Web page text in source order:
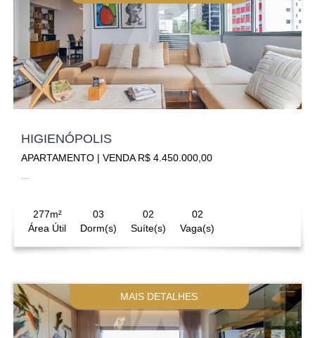
HIGIENÓPOLIS
APARTAMENTO | VENDA R$ 4.450.000,00
277m²
Área Útil
03
Dorm(s)
02
Suíte(s)
02
Vaga(s)
MAIS DETALHES